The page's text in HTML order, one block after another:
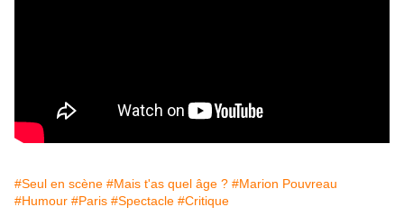
#Seul en scène #Mais t'as quel âge ? #Marion Pouvreau
#Humour #Paris #Spectacle #Critique